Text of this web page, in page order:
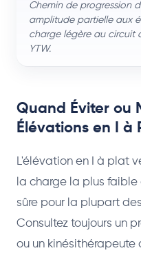
Chemin de progression
amplitude partielle aux
charge légère au circuit
YTW.
Quand Éviter ou
Élévations en I à
L'élévation en I à plat
la charge la plus
sûre pour la plupart
Consultez toujours un
ou un